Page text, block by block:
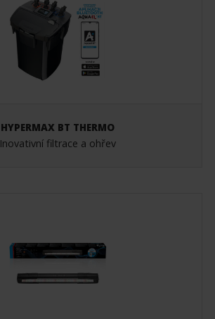
HYPERMAX BT THERMO
Inovativní filtrace a ohřev